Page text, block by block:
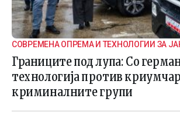
СОВРЕМЕНА ОПРЕМА И ТЕХНОЛОГИИ ЗА
ГРАНИЧНАТА БЕЗБЕДНОСТ
Границите под лупа: Со
технологија против
криминалните групи